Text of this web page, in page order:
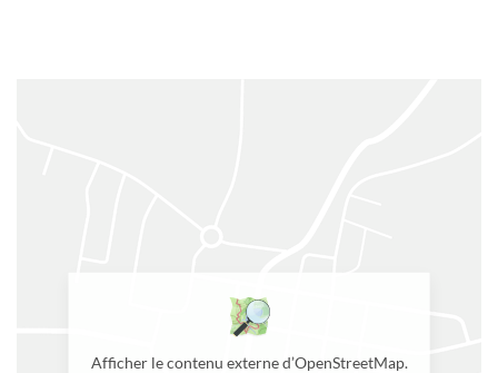
Afficher le contenu externe d’OpenStreetMap.